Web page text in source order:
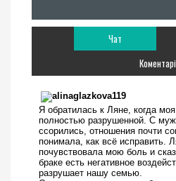
Чат
Коментарі